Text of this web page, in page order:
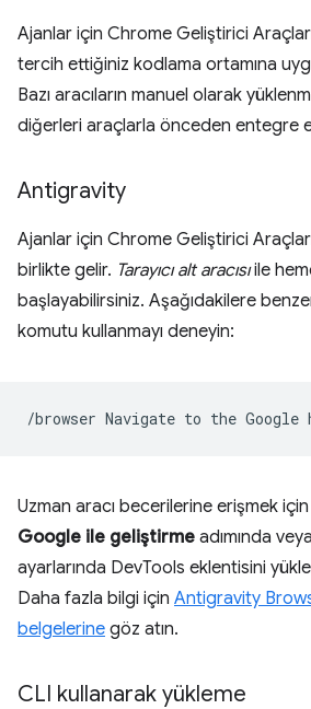
Ajanlar için Chrome Geliştirici
tercih ettiğiniz kodlama ortamına
Bazı aracıların manuel olarak
diğerleri araçlarla önceden entegre
Antigravity
Ajanlar için Chrome Geliştirici
birlikte gelir. Tarayıcı alt aracısıile
başlayabilirsiniz. Aşağıdakilere
komutu kullanmayı deneyin:
/browser Navigate to the Google
Uzman aracı becerilerine erişmek
Google ile geliştirme adımında
ayarlarında DevTools eklentisini
Daha fazla bilgi için Antigravity
belgelerine göz atın.
CLI kullanarak yükleme